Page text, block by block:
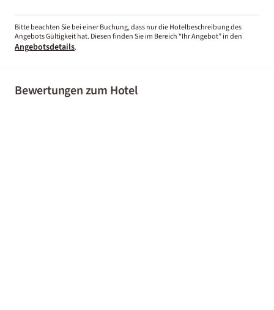
Bitte beachten Sie bei einer Buchung, dass nur die Hotelbeschreibung des
Angebots Gültigkeit hat. Diesen finden Sie im Bereich “Ihr Angebot” in den
Angebotsdetails.
Bewertungen zum Hotel